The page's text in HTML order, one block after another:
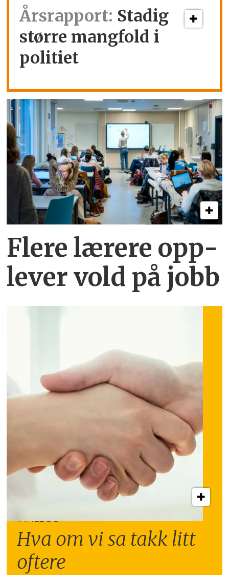
Årsrapport: Stadig
større mangfold i
politiet
Flere lærere opp­
lever vold på jobb
INNLEGG:
Hva om vi sa takk litt
oftere